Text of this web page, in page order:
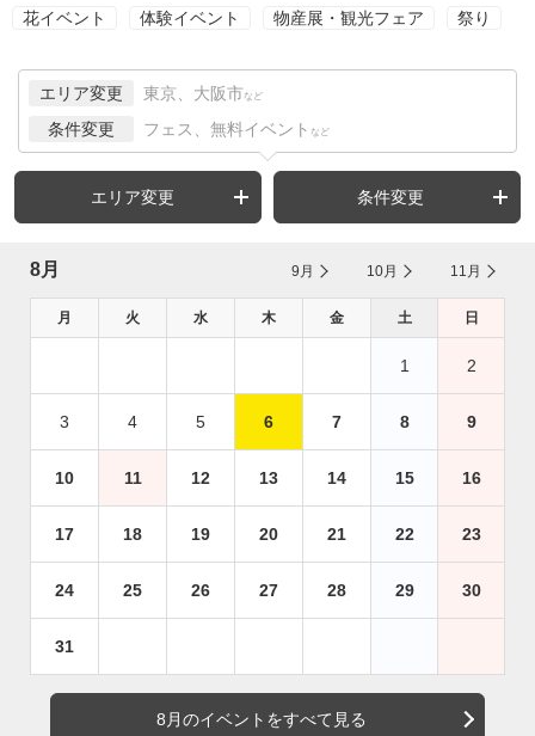
花イベント 体験イベント 物産展・観光フェア 祭り
エリア変更 東京、大阪市 など
条件変更 フェス、無料イベント など
エリア変更 条件変更
8月 9月 10月 11月
月 火 水 木 金 土 日
1 2
3 4 5 6 7 8 9
10 11 12 13 14 15 16
17 18 19 20 21 22 23
24 25 26 27 28 29 30
31
8月のイベントをすべて見る